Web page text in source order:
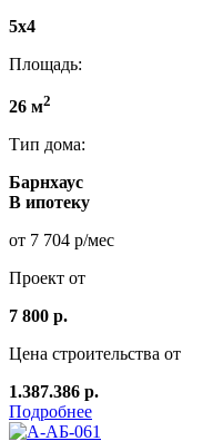
5x4
Площадь:
26 м2
Тип дома:
Барнхаус
В ипотеку
от 7 704 р/мес
Проект от
7 800 р.
Цена строительства от
1.387.386 р.
Подробнее